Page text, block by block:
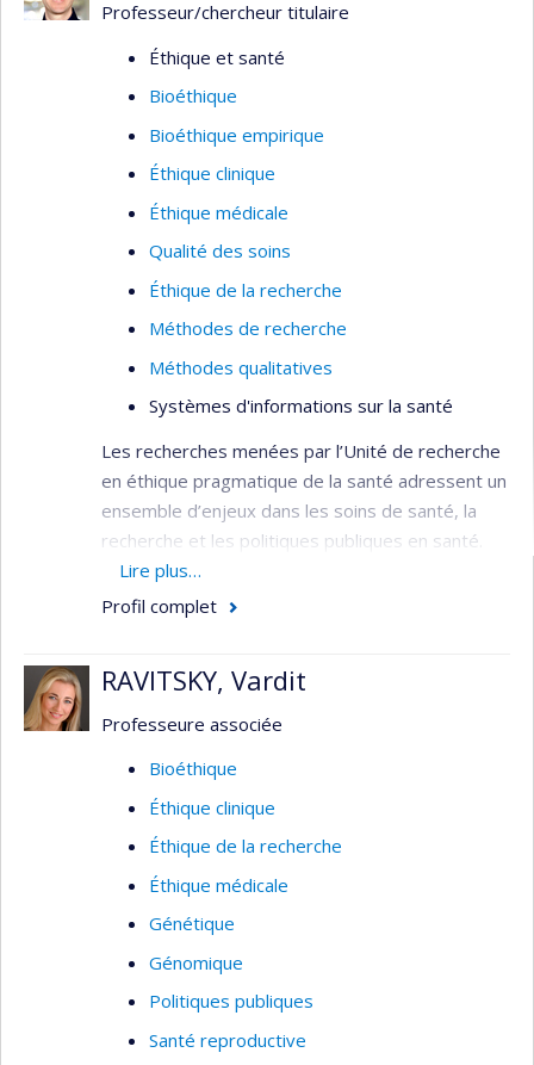
Professeur/chercheur titulaire
Éthique et santé
Bioéthique
Bioéthique empirique
Éthique clinique
Éthique médicale
Qualité des soins
Éthique de la recherche
Méthodes de recherche
Méthodes qualitatives
Systèmes d'informations sur la santé
Les recherches menées par l’Unité de recherche
en éthique pragmatique de la santé adressent un
ensemble d’enjeux dans les soins de santé, la
recherche et les politiques publiques en santé.
Nous prenons appui sur des approches
interdisciplinaires ancrées dans les faits,
respect et l’épanouissement des personnes dans
toute leur diversité.
Lire plus…
Profil complet
RAVITSKY, Vardit
Professeure associée
Bioéthique
Éthique clinique
Éthique de la recherche
Éthique médicale
Génétique
Génomique
Politiques publiques
Santé reproductive